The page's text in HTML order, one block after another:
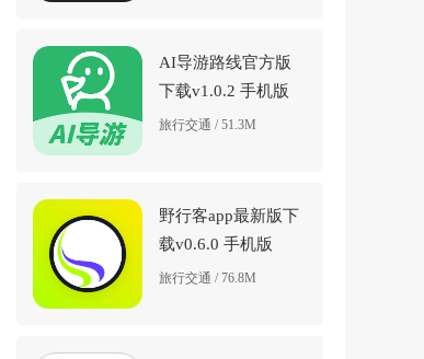
AI导游路线官方版
下载v1.0.2 手机版
旅行交通 / 51.3M
野行客app最新版下
载v0.6.0 手机版
旅行交通 / 76.8M